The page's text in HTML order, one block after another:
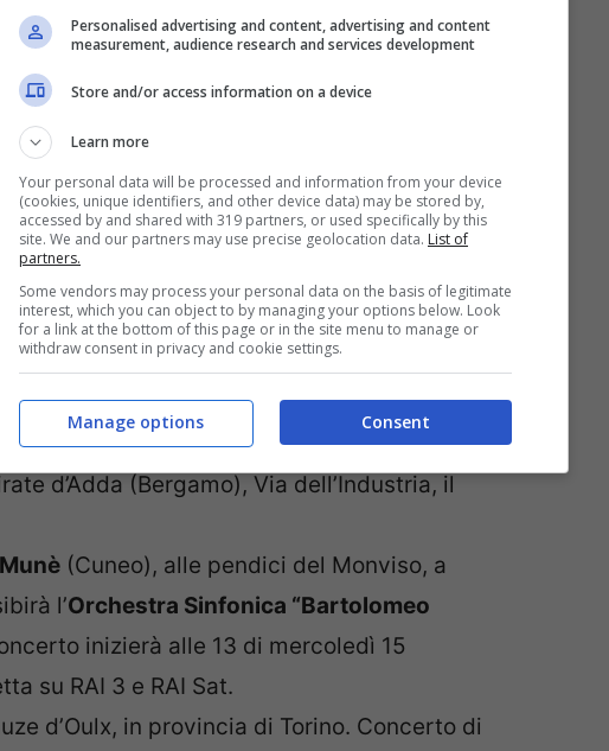
organizzate a Ferragosto i Italia: feste,
vogliamo segnalarvi proprio quest’ultimi,
In tutta la Penisola e sulle isole, si
il vostro evento e noi vi aiutiamo
in Italia
Piazza Carli, alle 21.00 di martedì 14
d’Adda (Bergamo), Via dell’Industria, il
(Cuneo), alle pendici del Monviso, a
l’Orchestra Sinfonica “Bartolomeo
inizierà alle 13 di mercoledì 15
su RAI 3 e RAI Sat.
d’Oulx, in provincia di Torino. Concerto di
Personalised advertising and content, advertising and content
measurement, audience research and services development
Store and/or access information on a device
Learn more
Your personal data will be processed and information from your device
(cookies, unique identifiers, and other device data) may be stored by,
accessed by and shared with 319 partners, or used specifically by this
site. We and our partners may use precise geolocation data. List of
partners.
Some vendors may process your personal data on the basis of legitimate
interest, which you can object to by managing your options below. Look
for a link at the bottom of this page or in the site menu to manage or
withdraw consent in privacy and cookie settings.
Consent
Manage options